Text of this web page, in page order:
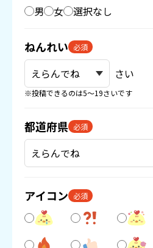
男 女 選択なし
ねんれい 必須
さい
※投稿できるのは5〜19さいです
都道府県 必須
アイコン 必須